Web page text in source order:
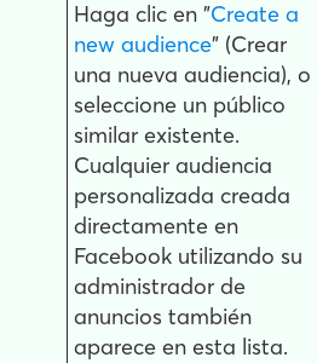
Haga clic en "Create a
new audience" (Crear
una nueva audiencia), o
seleccione un público
similar existente.
Cualquier audiencia
personalizada creada
directamente en
Facebook utilizando su
administrador de
anuncios también
aparece en esta lista.